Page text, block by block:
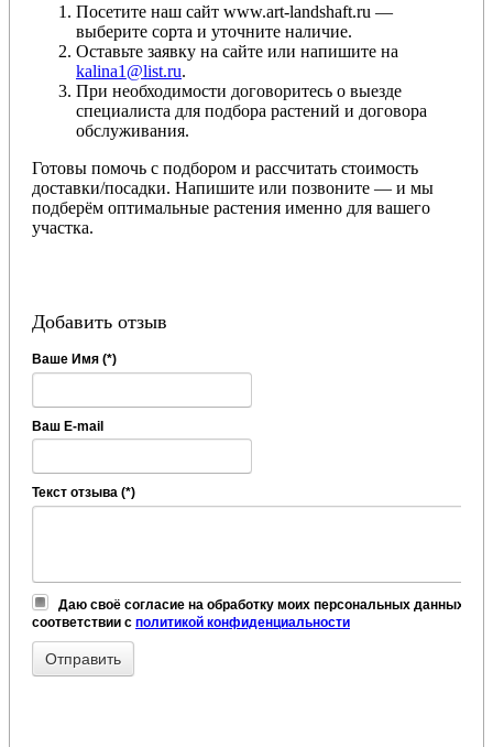
Посетите наш сайт www.art-landshaft.ru —
выберите сорта и уточните наличие.
Оставьте заявку на сайте или напишите на
kalina1@list.ru.
При необходимости договоритесь о выезде
специалиста для подбора растений и договора
обслуживания.
Готовы помочь с подбором и рассчитать стоимость
доставки/посадки. Напишите или позвоните — и мы
подберём оптимальные растения именно для вашего
участка.
Добавить отзыв
Ваше Имя (*)
Ваш E-mail
Текст отзыва (*)
Даю своё согласие на обработку моих персональных данных, в
соответствии с политикой конфиденциальности